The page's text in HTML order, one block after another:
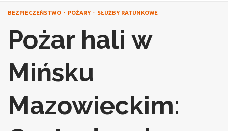
BEZPIECZEŃSTWO POŻARY SŁUŻBY RATUNKOWE
Pożar hali w
Mińsku
Mazowieckim: